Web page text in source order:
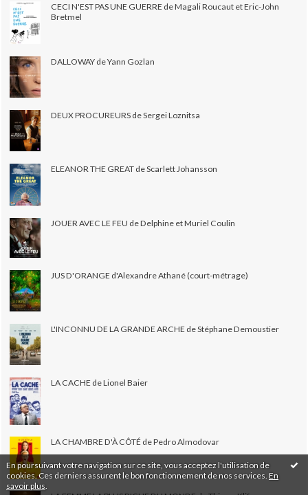
En poursuivant votre navigation sur ce site, vous acceptez l'utilisation de
cookies. Ces derniers assurent le bon fonctionnement de nos services. En
savoir plus
CECI N'EST PAS UNE GUERRE de Magali Roucaut et Eric-John
Bretmel
DALLOWAY de Yann Gozlan
DEUX PROCUREURS de Sergei Loznitsa
ELEANOR THE GREAT de Scarlett Johansson
JOUER AVEC LE FEU de Delphine et Muriel Coulin
JUS D'ORANGE d'Alexandre Athané (court-métrage)
L'INCONNU DE LA GRANDE ARCHE de Stéphane Demoustier
LA CACHE de Lionel Baier
LA CHAMBRE D'À CÔTÉ de Pedro Almodovar